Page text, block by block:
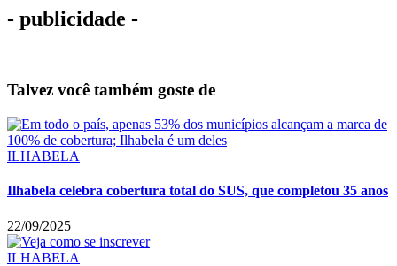
- publicidade -
Talvez você também goste de
ILHABELA
Ilhabela celebra cobertura total do SUS, que completou 35 anos
22/09/2025
ILHABELA